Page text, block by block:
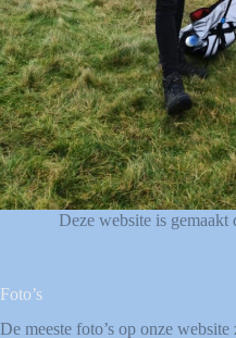
Deze website is
Foto’s
De meeste foto’s op onze